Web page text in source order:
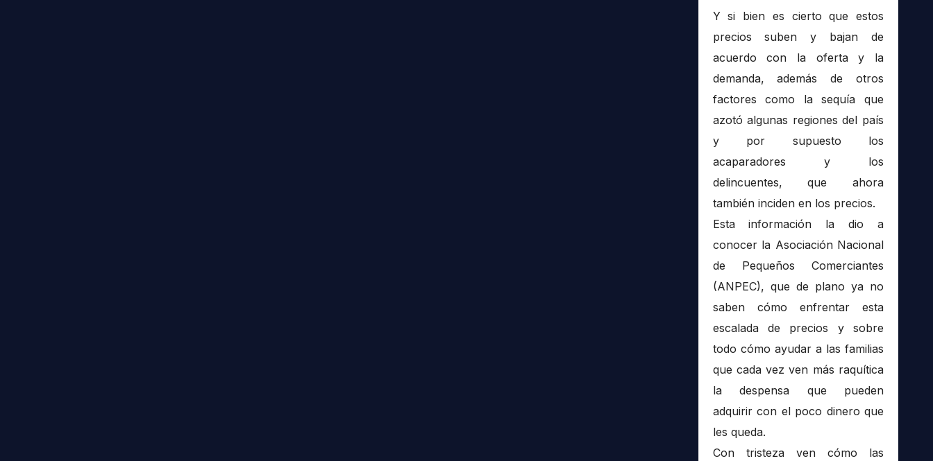
Y si bien es cierto que estos
precios suben y bajan de
acuerdo con la oferta y la
demanda, además de otros
factores como la sequía que
azotó algunas regiones del país
y por supuesto los
acaparadores y los
delincuentes, que ahora
también inciden en los precios.
Esta información la dio a
conocer la Asociación Nacional
de Pequeños Comerciantes
(ANPEC), que de plano ya no
saben cómo enfrentar esta
escalada de precios y sobre
todo cómo ayudar a las familias
que cada vez ven más raquítica
la despensa que pueden
adquirir con el poco dinero que
les queda.
Con tristeza ven cómo las